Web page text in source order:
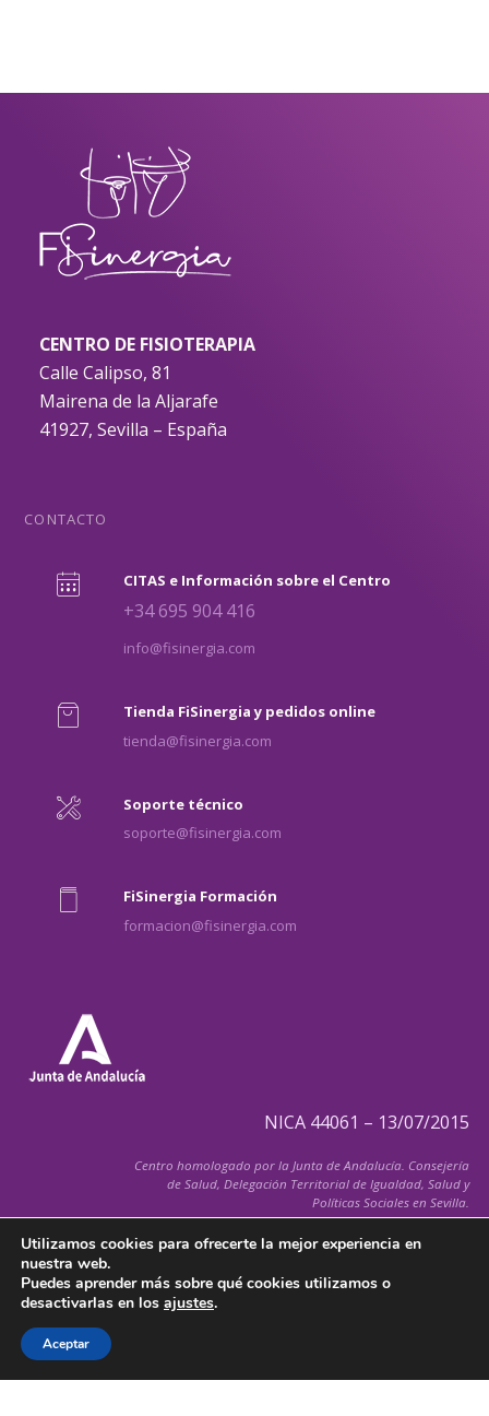
CENTRO DE FISIOTERAPIA
Calle Calipso, 81
Mairena de la Aljarafe
41927, Sevilla – España
CONTACTO
CITAS e Información sobre el Centro
+34 695 904 416
info@fisinergia.com
Tienda FiSinergia y pedidos online
tienda@fisinergia.com
Soporte técnico
soporte@fisinergia.com
FiSinergia Formación
formacion@fisinergia.com
NICA 44061 – 13/07/2015
Centro homologado por la Junta de Andalucía. Consejería
de Salud, Delegación Territorial de Igualdad, Salud y
Políticas Sociales en Sevilla.
Todos los derechos reservados
Política de Cancelación de Citas–Aviso Legal–Política de Cookies–
Utilizamos cookies para ofrecerte la mejor experiencia en
nuestra web.
Puedes aprender más sobre qué cookies utilizamos o
desactivarlas en los ajustes.
Aceptar